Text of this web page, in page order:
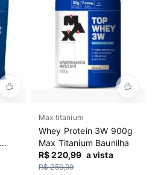
Max titanium
Whey Protein 3W 900g
Max Titanium Baunilha
R$ 220,99 a vista
R$ 259,99